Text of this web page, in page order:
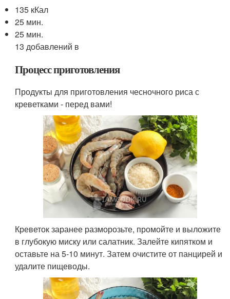
135 кКал
25 мин.
25 мин.
13 добавлений в
Процесс приготовления
Продукты для приготовления чесночного риса с
креветками - перед вами!
Креветок заранее разморозьте, промойте и выложите
в глубокую миску или салатник. Залейте кипятком и
оставьте на 5-10 минут. Затем очистите от панцирей и
удалите пищеводы.